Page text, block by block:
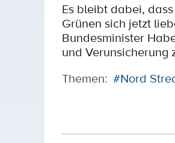
Es bleibt dabei,
Grünen sich jetzt
Bundesminister
und Verunsicherung
Themen: #Nord